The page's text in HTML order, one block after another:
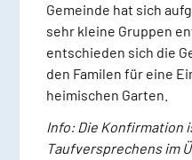
Gemeinde hat sich
sehr kleine Gruppen
entschieden sich die
den Familen für eine
heimischen Garten.
Info: Die Konfirmation
Taufversprechens im